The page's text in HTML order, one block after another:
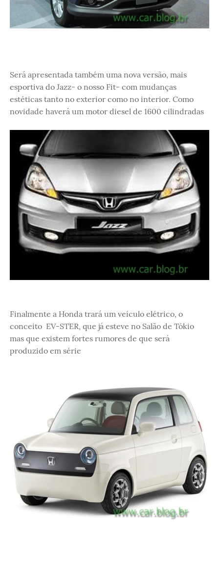
Será apresentada também uma nova versão, mais
esportiva do Jazz- o nosso Fit- com mudanças
estéticas tanto no exterior como no interior. Como
novidade haverá um motor diesel de 1600 cilindradas
Finalmente a Honda trará um veículo elétrico, o
conceito EV-STER, que já esteve no Salão de Tókio
mas que existem fortes rumores de que será
produzido em série